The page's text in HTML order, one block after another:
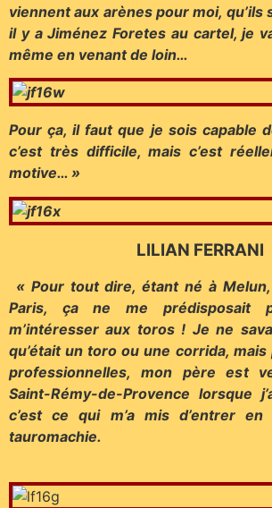
viennent aux arènes pour moi, qu’ils
il y a Jiménez Foretes au cartel, je
même en venant de loin…
Pour ça, il faut que je sois capable
c’est très difficile, mais c’est
motive… »
LILIAN FERRANI
« Pour tout dire, étant né à
Paris, ça ne me prédisposait
m’intéresser aux toros ! Je ne
qu’était un toro ou une corrida,
professionnelles, mon père est
Saint-Rémy-de-Provence lorsque
c’est ce qui m’a mis d’entrer
tauromachie.